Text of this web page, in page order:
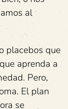
al
placebos que
aprenda a
Pero,
El plan
se